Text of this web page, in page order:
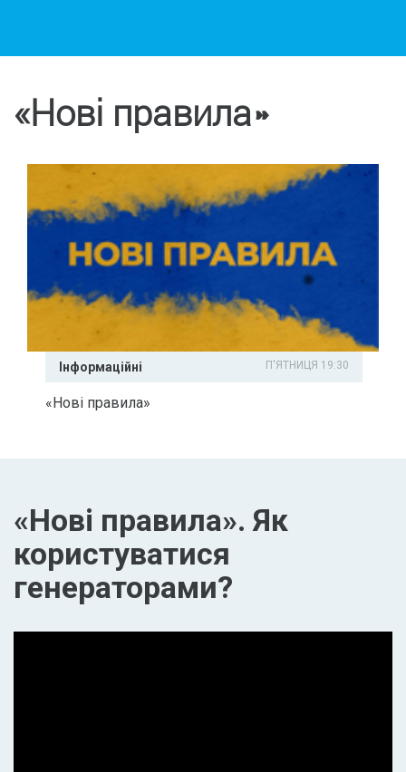
«Нові правила»
Інформаційні П'ЯТНИЦЯ 19:30
«Нові правила»
«Нові правила». Як
користуватися
генераторами?